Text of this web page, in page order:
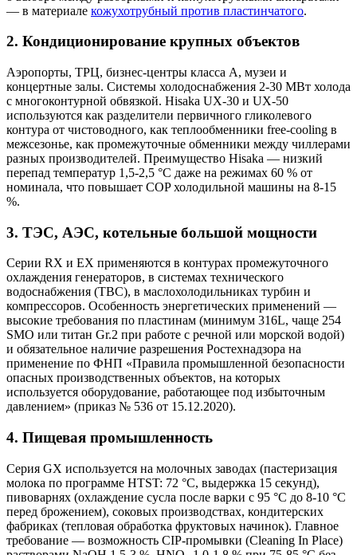
— в материале кожухотрубный против пластинчатого.
2. Кондиционирование крупных объектов
Аэропорты, ТРЦ, бизнес-центры класса А, музеи и
концертные залы. Системы холодоснабжения 2-30 МВт холода
с многоконтурной обвязкой. Hisaka UX-30 и UX-50
используются как разделители первичного гликолевого
контура от чистоводного, как теплообменники free-cooling в
межсезонье, как промежуточные обменники между чиллерами
разных производителей. Преимущество Hisaka — низкий
перепад температур 1,5-2,5 °C даже на режимах 60 % от
номинала, что повышает COP холодильной машины на 8-15
%.
3. ТЭС, АЭС, котельные большой мощности
Серии RX и EX применяются в контурах промежуточного
охлаждения генераторов, в системах технического
водоснабжения (ТВС), в маслохолодильниках турбин и
компрессоров. Особенность энергетических применений —
высокие требования по пластинам (минимум 316L, чаще 254
SMO или титан Gr.2 при работе с речной или морской водой)
и обязательное наличие разрешения Ростехнадзора на
применение по ФНП «Правила промышленной безопасности
опасных производственных объектов, на которых
используется оборудование, работающее под избыточным
давлением» (приказ № 536 от 15.12.2020).
4. Пищевая промышленность
Серия GX используется на молочных заводах (пастеризация
молока по программе HTST: 72 °C, выдержка 15 секунд),
пивоварнях (охлаждение сусла после варки с 95 °C до 8-10 °C
перед брожением), соковых производствах, кондитерских
фабриках (тепловая обработка фруктовых начинок). Главное
требование — возможность CIP-промывки (Cleaning In Place)